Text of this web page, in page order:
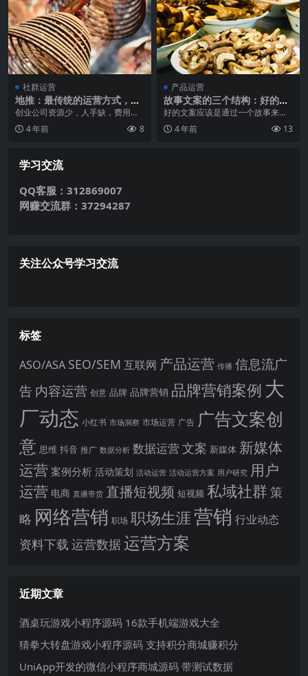
社群运营
地推：最传统的运营方式，最
经济的拉新模式
创业公司资源少，人手缺，费用
紧。无法像大公司那样可以进行很
大规模的整合营销，同时...
4 年前 8
产品运营
故事文案的三个结构：好的文
案应该通过故事来描述
好的文案应该是通过一个故事来讲
述，那如何写好一个小故事呢？本
文作者将以冯骥才的经...
4 年前 13
学习交流
QQ客服：312869007
网赚交流群：37294287
关注公众号学习交流
标签
ASO/ASA SEO/SEM 互联网 产品运营 传播 信息流广
告 内容运营 创意 品牌 品牌营销 品牌营销案例 大
厂动态 小红书 市场洞察 市场运营 广告 广告文案创
意 思维 抖音 推广 数据分析 数据运营 文案 新媒体 新媒体
运营 案例分析 活动策划 活动运营 活动运营方案 用户研究 用户
运营 电商 直播带货 直播短视频 短视频 私域社群 策
略 网络营销 职场 职场生涯营销 行业动态
资料下载 运营数据运营方案
近期文章
酒桌玩游戏小程序源码 16款手机端游戏大全
猜拳大转盘游戏小程序源码 支持积分商城赚积分
UniApp开发的微信小程序商城源码 带测试数据